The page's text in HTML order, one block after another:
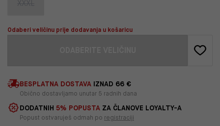
Odaberi veličinu prije dodavanja u košaricu
BESPLATNA DOSTAVA IZNAD 66 €
Obično dostavljamo unutar 5 radnih dana
DODATNIH 5% POPUSTA ZA ČLANOVE LOYALTY-A
Popust ostvaruješ odmah po registraciji